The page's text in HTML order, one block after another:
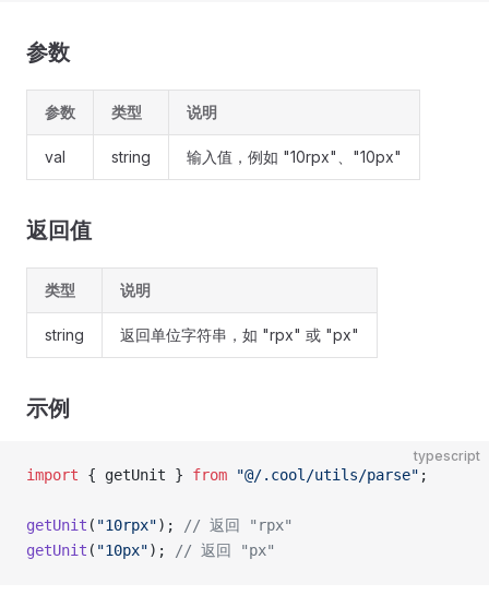
参数
参数 类型 说明
val string 输入值，例如 "10rpx"、"10px"
返回值
类型 说明
string 返回单位字符串，如 "rpx" 或 "px"
示例
typescript
import { getUnit } from "@/.cool/utils/parse" ;
getUnit ( "10rpx");
// 返回 "rpx"
getUnit ( "10px"); // 返回 "px"